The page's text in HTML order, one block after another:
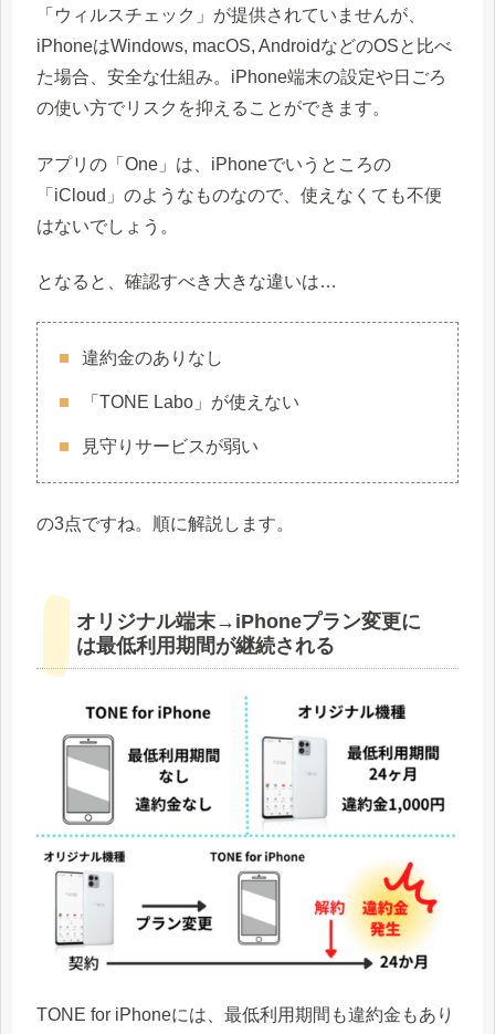
「ウィルスチェック」が提供されていませんが、
iPhoneはWindows, macOS, AndroidなどのOSと比べ
た場合、安全な仕組み。iPhone端末の設定や日ごろ
の使い方でリスクを抑えることができます。
アプリの「One」は、iPhoneでいうところの
「iCloud」のようなものなので、使えなくても不便
はないでしょう。
となると、確認すべき大きな違いは…
違約金のありなし
「TONE Labo」が使えない
見守りサービスが弱い
の3点ですね。順に解説します。
オリジナル端末→iPhoneプラン変更に
は最低利用期間が継続される
TONE for iPhoneには、最低利用期間も違約金もあり